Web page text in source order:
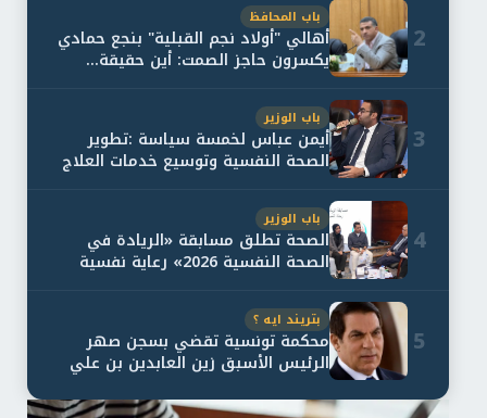
2
باب المحافظ
أهالي "أولاد نجم القبلية" بنجع حمادي
يكسرون حاجز الصمت: أين حقيقة...
3
باب الوزير
أيمن عباس لخمسة سياسة :تطوير
الصحة النفسية وتوسيع خدمات العلاج
4
باب الوزير
الصحة تطلق مسابقة «الريادة في
الصحة النفسية 2026» رعاية نفسية
5
بتريند ايه ؟
محكمة تونسية تقضي بسجن صهر
الرئيس الأسبق زين العابدين بن علي